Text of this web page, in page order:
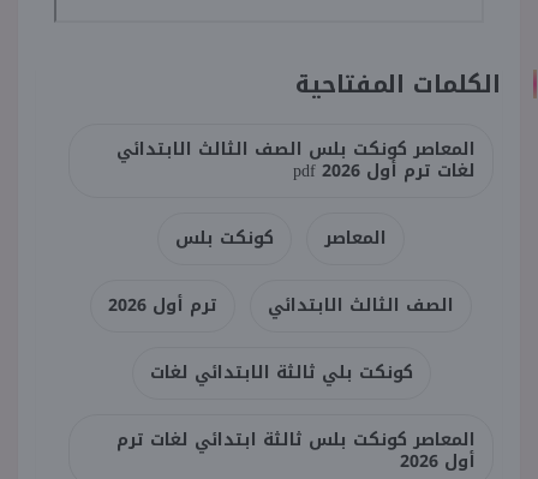
الكلمات المفتاحية
المعاصر كونكت بلس الصف الثالث الابتدائي
لغات ترم أول 2026 pdf
المعاصر كونكت بلس
الصف الثالث الابتدائي ترم أول 2026
كونكت بلي ثالثة الابتدائي لغات
المعاصر كونكت بلس ثالثة ابتدائي لغات ترم
أول 2026